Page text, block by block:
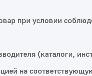
при условии
(каталоги,
на